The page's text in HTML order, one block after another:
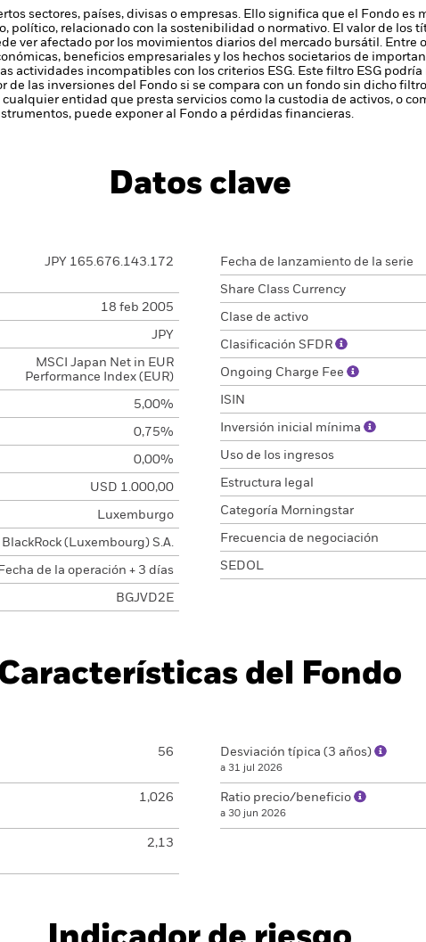
sectores, países, divisas o empresas. Ello significa que el Fondo es
político, relacionado con la sostenibilidad o normativo. El valor de los
ver afectado por los movimientos diarios del mercado bursátil. Entre
beneficios empresariales y los hechos societarios de
actividades incompatibles con los criterios ESG. Este filtro ESG
de las inversiones del Fondo si se compara con un fondo sin dicho
entidad que presta servicios como la custodia de activos, o
puede exponer al Fondo a pérdidas financieras.
Datos clave
JPY 165.676.143.172
18 feb 2005
JPY
MSCI Japan Net in EUR
Performance Index (EUR)
5,00%
0,75%
0,00%
USD 1.000,00
Luxemburgo
BlackRock (Luxembourg) S.A.
Fecha de la operación + 3 días
BGJVD2E
Fecha de lanzamiento de la serie
Share Class Currency
Clase de activo
Clasificación SFDR
Ongoing Charge Fee
ISIN
Inversión inicial mínima
Uso de los ingresos
Estructura legal
Categoría Morningstar
Frecuencia de negociación
SEDOL
del Fondo
56
1,026
2,13
Desviación típica (3 años)
a 31 jul 2026
Ratio precio/beneficio
a 30 jun 2026